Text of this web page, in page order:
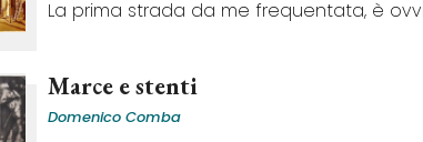
La prima strada da me frequentata, è
Marce e stenti
Domenico Comba